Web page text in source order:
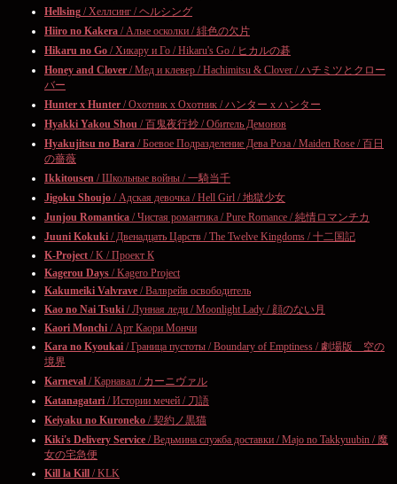
Hellsing / Хеллсинг / ヘルシング
Hiiro no Kakera / Алые осколки / 緋色の欠片
Hikaru no Go / Хикару и Го / Hikaru's Go / ヒカルの碁
Honey and Clover / Мед и клевер / Hachimitsu & Clover / ハチミツとクロー
バー
Hunter x Hunter / Охотник х Охотник / ハンター x ハンター
Hyakki Yakou Shou / 百鬼夜行抄 / Обитель Демонов
Hyakujitsu no Bara / Боевое Подразделение Дева Роза / Maiden Rose / 百日
の薔薇
Ikkitousen / Школьные войны / 一騎当千
Jigoku Shoujo / Адская девочка / Hell Girl / 地獄少女
Junjou Romantica / Чистая романтика / Pure Romance / 純情ロマンチカ
Juuni Kokuki / Двенадцать Царств / The Twelve Kingdoms / 十二国記
K-Project / K / Проект К
Kagerou Days / Kagero Project
Kakumeiki Valvrave / Валврейв освободитель
Kao no Nai Tsuki / Лунная леди / Moonlight Lady / 顔のない月
Kaori Monchi / Арт Каори Мончи
Kara no Kyoukai / Граница пустоты / Boundary of Emptiness / 劇場版 空の
境界
Karneval / Карнавал / カーニヴァル
Katanagatari / Истории мечей / 刀語
Keiyaku no Kuroneko / 契約ノ黒猫
Kiki's Delivery Service / Ведьмина служба доставки / Majo no Takkyuubin / 魔
女の宅急便
Kill la Kill / KLK